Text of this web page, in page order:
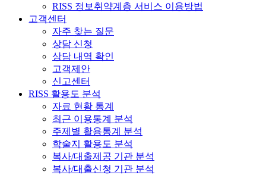
RISS 정보취약계층 서비스 이용방법
고객센터
자주 찾는 질문
상담 신청
상담 내역 확인
고객제안
신고센터
RISS 활용도 분석
자료 현황 통계
최근 이용통계 분석
주제별 활용통계 분석
학술지 활용도 분석
복사/대출제공 기관 분석
복사/대출신청 기관 분석